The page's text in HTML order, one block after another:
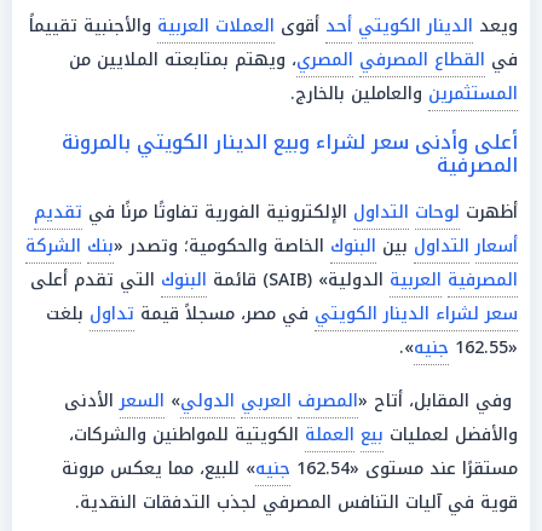
ويعد الدينار الكويتي أحد أقوى العملات العربية والأجنبية تقييماً
في القطاع المصرفي المصري، ويهتم بمتابعته الملايين من
المستثمرين والعاملين بالخارج.
أعلى وأدنى سعر لشراء وبيع الدينار الكويتي بالمرونة
المصرفية
أظهرت لوحات التداول الإلكترونية الفورية تفاوتًا مرنًا في تقديم
أسعار التداول بين البنوك الخاصة والحكومية؛ وتصدر «بنك الشركة
المصرفية العربية الدولية» (SAIB) قائمة البنوك التي تقدم أعلى
سعر لشراء الدينار الكويتي في مصر، مسجلاً قيمة تداول بلغت
«162.55
جنيه».
وفي المقابل، أتاح «المصرف العربي الدولي» السعرالأدنى
والأفضل لعمليات بيع العملة الكويتية للمواطنين والشركات،
مستقرًا عند مستوى «162.54
جنيه» للبيع، مما يعكس مرونة
قوية في آليات التنافس المصرفي لجذب التدفقات النقدية.